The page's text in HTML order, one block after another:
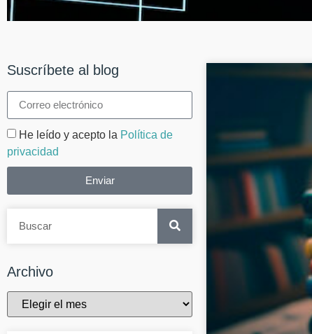
Suscríbete al blog
He leído y acepto la Política de
privacidad
Enviar
Archivo